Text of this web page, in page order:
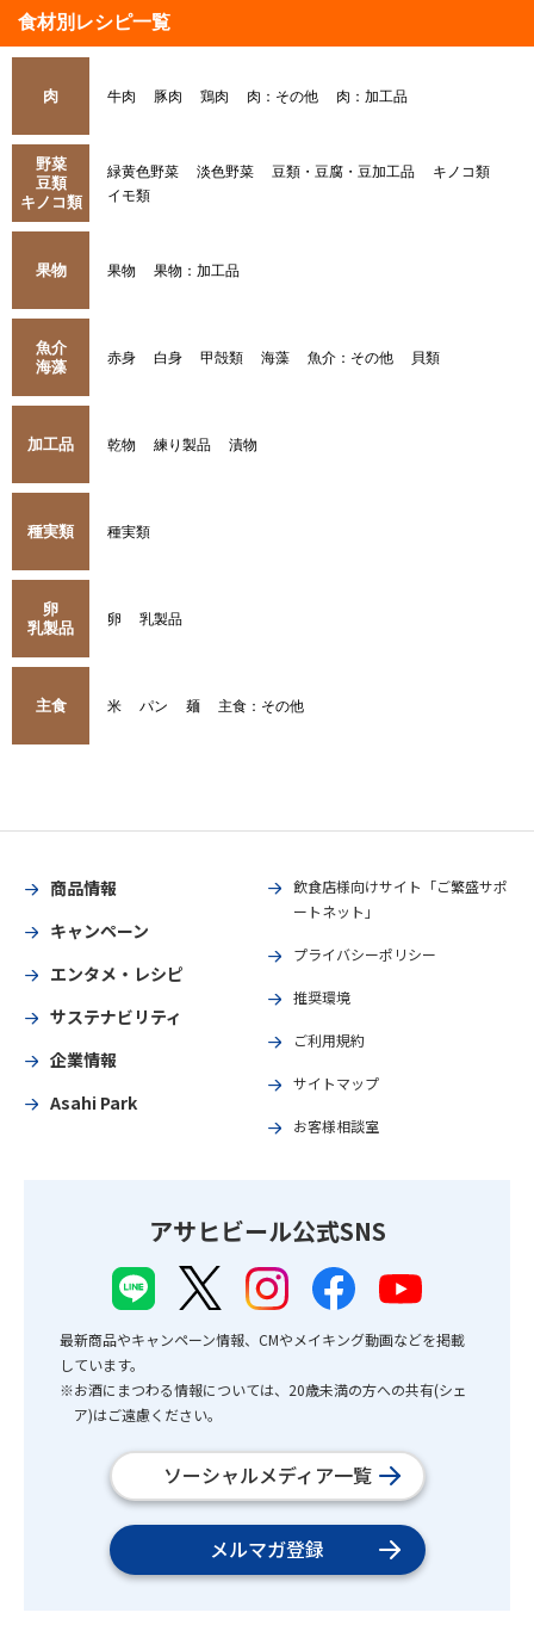
食材別レシピ一覧
肉 牛肉 豚肉 鶏肉 肉：その他 肉：加工品
野菜
豆類
キノコ類
緑黄色野菜 淡色野菜 豆類・豆腐・豆加工品
キノコ類
イモ類
果物 果物 果物：加工品
魚介
海藻
赤身 白身 甲殻類 海藻 魚介：その他 貝類
加工品 乾物 練り製品 漬物
種実類 種実類
卵
乳製品
卵 乳製品
主食 米 パン 麺 主食：その他
商品情報
キャンペーン
エンタメ・レシピ
サステナビリティ
企業情報
Asahi Park
飲食店様向けサイト「ご繁盛サポ
ートネット」
プライバシーポリシー
推奨環境
ご利用規約
サイトマップ
お客様相談室
アサヒビール公式SNS
最新商品やキャンペーン情報、CMやメイキング動画などを掲載
しています。
※お酒にまつわる情報については、20歳未満の方への共有(シェ
ア)はご遠慮ください。
ソーシャルメディア一覧
メルマガ登録